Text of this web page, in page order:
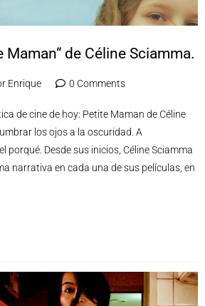
Maman“ de Céline Sciamma.
Enrique 0 Comments
de cine de hoy: Petite Maman de Céline
los ojos a la oscuridad. A
porqué. Desde sus inicios, Céline Sciamma
narrativa en cada una de sus películas, en